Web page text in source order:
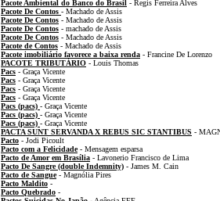
Pacote Ambiental do Banco do Brasil - Regis Ferreira Alves
Pacote De Contos - Machado de Assis
Pacote De Contos - Machado de Assis
Pacote De Contos - machado de Assis
Pacote De Contos - Machado de Assis
Pacote de Contos - Machado de Assis
Pacote imobiliário favorece a baixa renda - Francine De Lorenzo
PACOTE TRIBUTÁRIO - Louis Thomas
Pacs - Graça Vicente
Pacs - Graça Vicente
Pacs - Graça Vicente
Pacs - Graça Vicente
Pacs (pacs) - Graça Vicente
Pacs (pacs) - Graça Vicente
Pacs (pacs) - Graça Vicente
PACTA SUNT SERVANDA X REBUS SIC STANTIBUS -
Pacto - Jodi Picoult
Pacto com a Felicidade- Mensagem esparsa
Pacto de Amor em Brasília - Lavonerio Francisco de Lima
Pacto De Sangre (double Indemnity) - James M. Cain
Pacto de Sangue- Magnólia Pires
Pacto Maldito -
Pacto Quebrado -